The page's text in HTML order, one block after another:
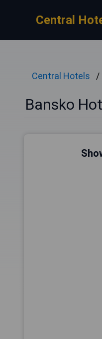
Central
Central Hotels
Bansko